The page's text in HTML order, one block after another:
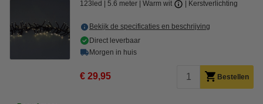
123led 5.6 meter Warm wit Kerstverlichting
Bekijk de specificaties en beschrijving
Direct leverbaar
Morgen in huis
€ 29,95 Bestellen